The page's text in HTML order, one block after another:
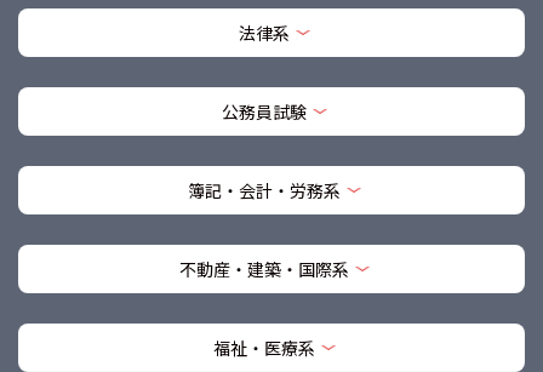
法律系
公務員試験
簿記・会計・労務系
不動産・建築・国際系
福祉・医療系